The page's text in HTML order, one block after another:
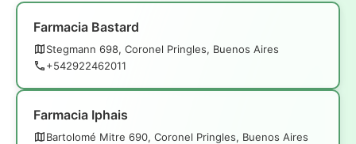
Farmacia Bastard
Stegmann 698, Coronel Pringles, Buenos Aires
+542922462011
Farmacia Iphais
Bartolomé Mitre 690, Coronel Pringles, Buenos Aires